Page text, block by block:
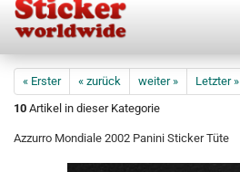
« Erster « zurück weiter »
Letzter »
10 Artikel in dieser Kategorie
Azzurro Mondiale 2002 Panini Sticker Tüte